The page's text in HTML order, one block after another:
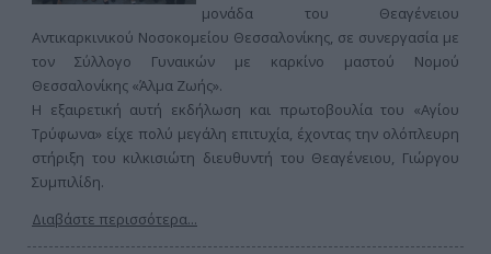
μονάδα του Θεαγένειου
Αντικαρκινικού Νοσοκομείου Θεσσαλονίκης, σε συνεργασία με
τον Σύλλογο Γυναικών με καρκίνο μαστού Νομού
Θεσσαλονίκης «Άλμα Ζωής».
Η εξαιρετική αυτή εκδήλωση και πρωτοβουλία του «Αγίου
Τρύφωνα» είχε πολύ μεγάλη επιτυχία, έχοντας την ολόπλευρη
στήριξη του κιλκισιώτη διευθυντή του Θεαγένειου, Γιώργου
Συμπιλίδη.
Διαβάστε περισσότερα...